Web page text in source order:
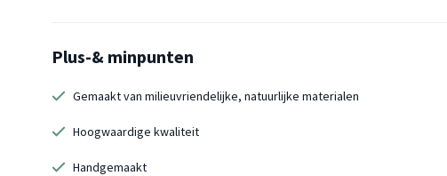
Plus-& minpunten
Gemaakt van milieuvriendelijke, natuurlijke materialen
Hoogwaardige kwaliteit
Handgemaakt